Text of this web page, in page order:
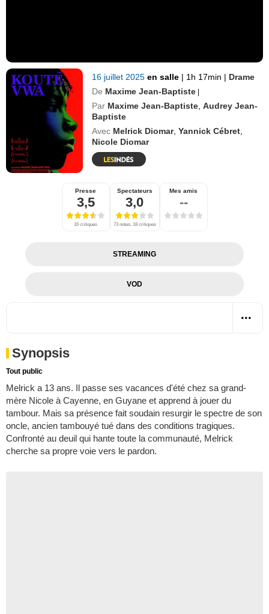
16 juillet 2025en salle | 1h 17min | Drame
De Maxime Jean-Baptiste |
Par Maxime Jean-Baptiste ,Audrey Jean-
Baptiste
Avec Melrick Diomar,Yannick Cébret
Nicole Diomar
Presse
3,5
16 critiques
Spectateurs
3,0
73 notes, 18 critiques
Mes amis
--
STREAMING
VOD
Synopsis
Tout public
Melrick a 13 ans. Il passe ses vacances d'été chez sa grand-
mère Nicole à Cayenne, en Guyane et apprend à jouer du
tambour. Mais sa présence fait soudain resurgir le spectre de son
oncle, ancien tambouyé tué dans des conditions tragiques.
Confronté au deuil qui hante toute la communauté, Melrick
cherche sa propre voie vers le pardon.